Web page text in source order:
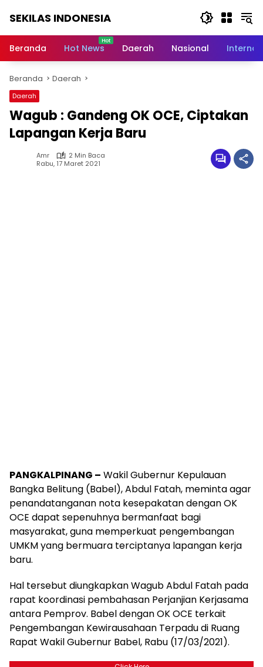
SEKILAS INDONESIA
Terkini,
Latest
World,
Headlines,
News
Today
Beranda Hot News Daerah Nasional
Beranda Daerah
Daerah
Wagub : Gandeng OK OCE, Ciptakan
Lapangan Kerja Baru
Amr
2 Min Baca
Rabu, 17 Maret 2021
PANGKALPINANG – Wakil Gubernur Kepulauan
Bangka Belitung (Babel), Abdul Fatah, meminta agar
penandatanganan nota kesepakatan dengan OK
OCE dapat sepenuhnya bermanfaat bagi
masyarakat, guna memperkuat pengembangan
UMKM yang bermuara terciptanya lapangan kerja
baru.
Hal tersebut diungkapkan Wagub Abdul Fatah pada
rapat koordinasi pembahasan Perjanjian Kerjasama
antara Pemprov. Babel dengan OK OCE terkait
Pengembangan Kewirausahaan Terpadu di Ruang
Rapat Wakil Gubernur Babel, Rabu (17/03/2021).